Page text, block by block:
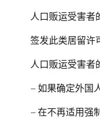
人口贩运受害者
签发此类居留许
人口贩运受害者
– 如果确定外国
– 在不再适用强